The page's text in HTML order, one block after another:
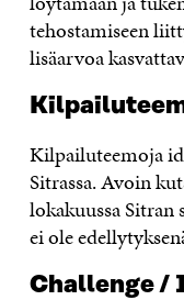
tehostamiseen
lisäarvoa
Kilpailuteemoja
Sitrassa. Avoin
lokakuussa
ei ole
Challenge /